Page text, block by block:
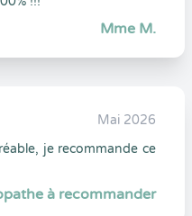
Mme M.
Mai 2026
je recommande ce
à recommander